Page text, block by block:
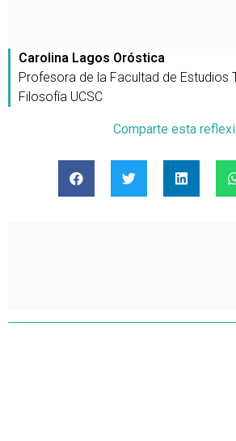
Carolina Lagos Oróstica
Profesora de la Facultad de Estudios
Filosofía UCSC
Comparte esta